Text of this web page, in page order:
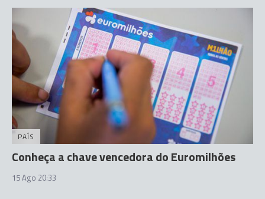
PAÍS
Conheça a chave vencedora do Euromilhões
15 Ago 20:33